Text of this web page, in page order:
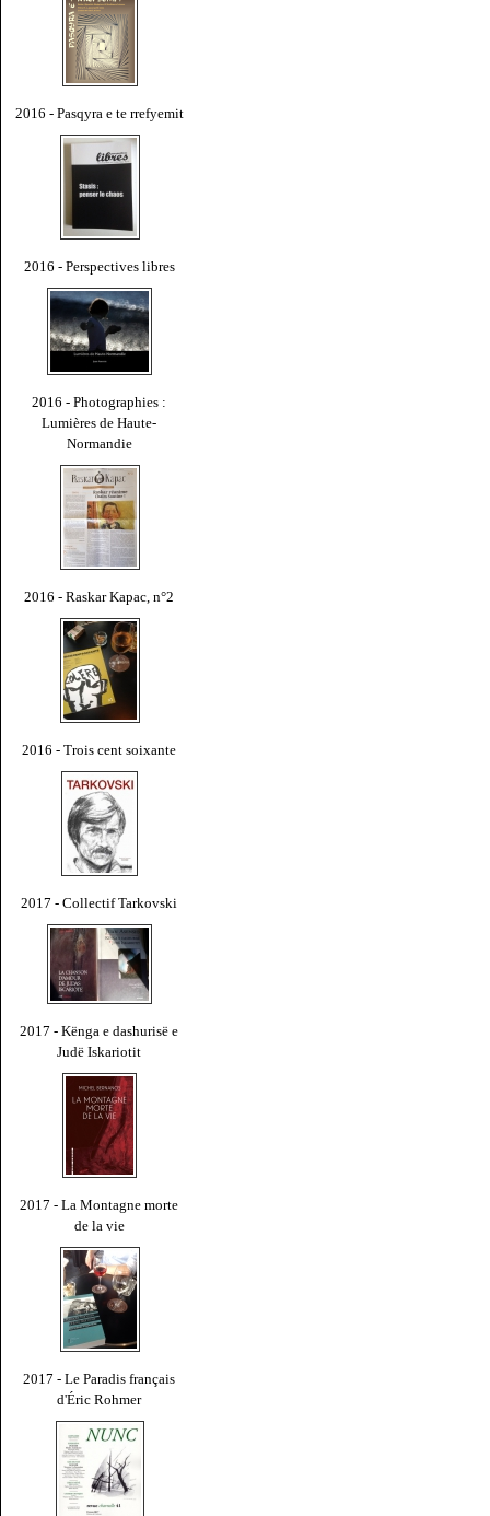
2016 - Pasqyra e te rrefyemit
2016 - Perspectives libres
2016 - Photographies :
Lumières de Haute-
Normandie
2016 - Raskar Kapac, n°2
2016 - Trois cent soixante
2017 - Collectif Tarkovski
2017 - Kënga e dashurisë e
Judë Iskariotit
2017 - La Montagne morte
de la vie
2017 - Le Paradis français
d'Éric Rohmer